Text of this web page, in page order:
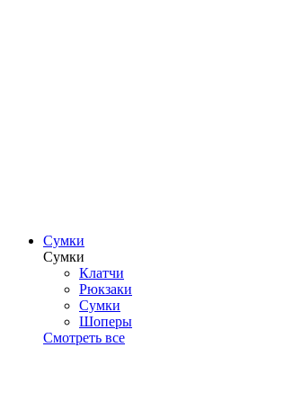
Сумки
Сумки
Клатчи
Рюкзаки
Сумки
Шоперы
Смотреть все